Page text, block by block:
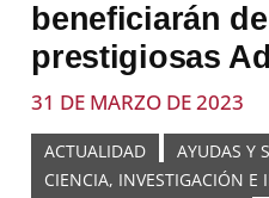
beneficiarán
prestigiosas
31 DE MARZO DE 2023
ACTUALIDAD
AYUDAS Y
CIENCIA, INVESTIGACIÓN E